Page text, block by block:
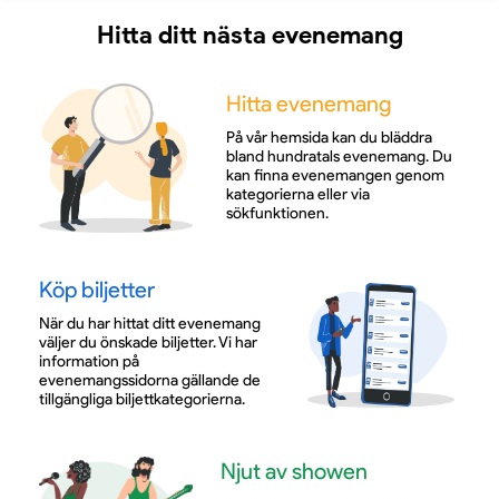
Hitta ditt nästa evenemang
Hitta evenemang
På vår hemsida kan du bläddra
bland hundratals evenemang. Du
kan finna evenemangen genom
kategorierna eller via
sökfunktionen.
Köp biljetter
När du har hittat ditt evenemang
väljer du önskade biljetter. Vi har
information på
evenemangssidorna gällande de
tillgängliga biljettkategorierna.
Njut av showen